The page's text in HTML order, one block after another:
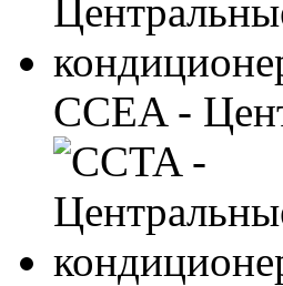
CCEA -